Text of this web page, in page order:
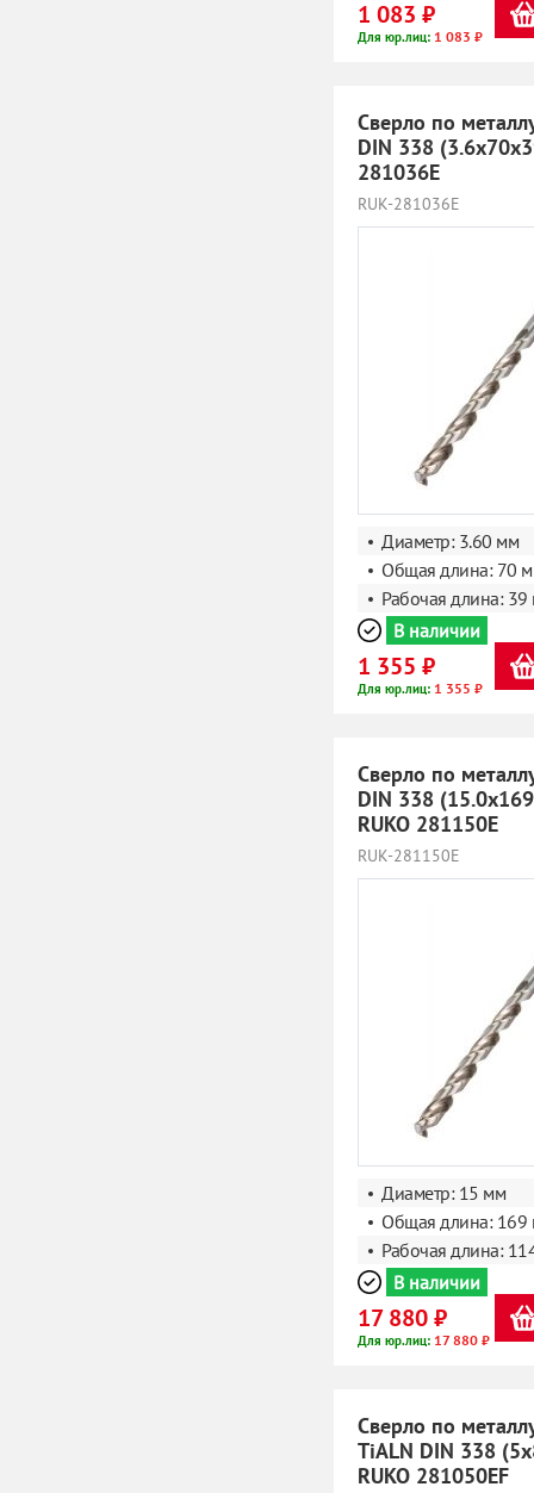
1 083 ₽
Для юр.лиц: 1 083 ₽
Сверло по
DIN 338
281036E
RUK-281036E
Диаметр: 3.60 мм
Общая длина: 70
Рабочая длина:
В наличии
1 355 ₽
Для юр.лиц: 1 355 ₽
Сверло по
DIN 338
RUKO 281150E
RUK-281150E
Диаметр: 15 мм
Общая длина: 169
Рабочая длина:
В наличии
17 880 ₽
Для юр.лиц: 17 880 ₽
Сверло по
TiALN DIN 338
RUKO 281050EF